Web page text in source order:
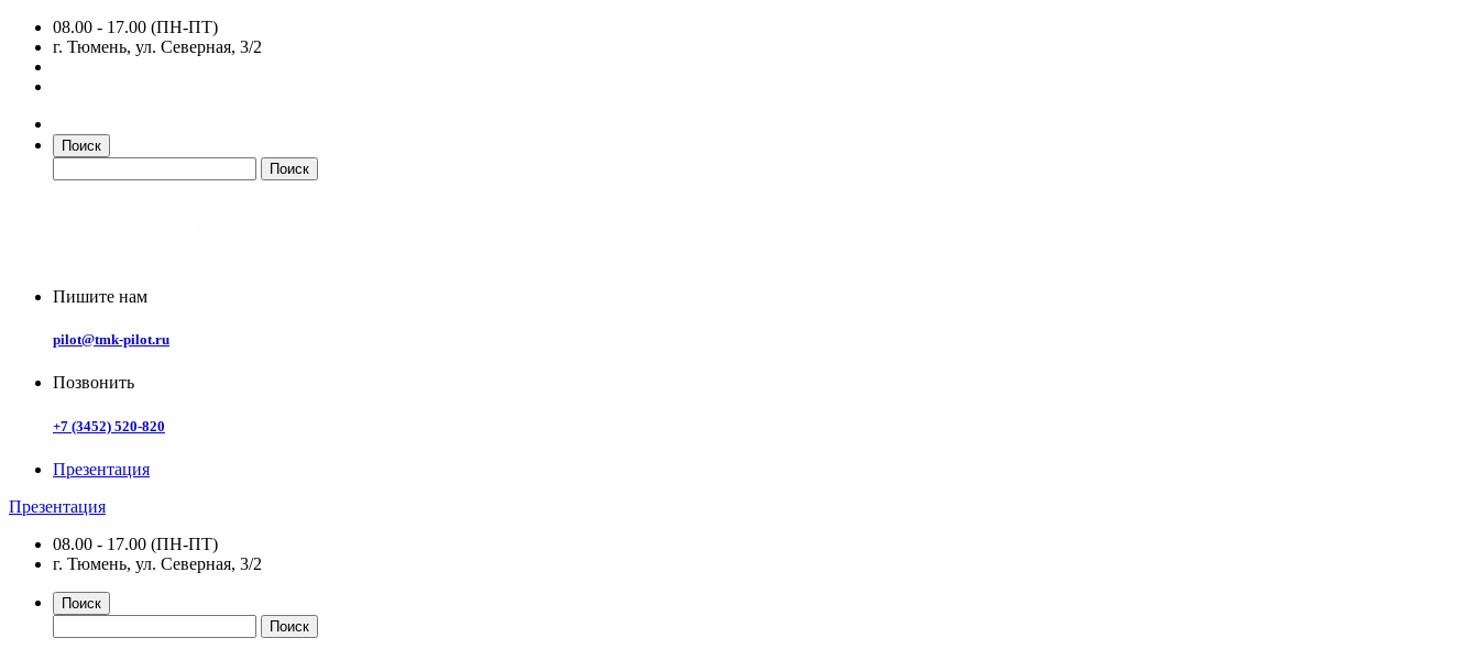
08.00 - 17.00 (ПН-ПТ)
г. Тюмень, ул. Северная, 3/2
Поиск
Пишите нам
pilot@tmk-pilot.ru
Позвонить
+7 (3452) 520-820
Презентация
Презентация
08.00 - 17.00 (ПН-ПТ)
г. Тюмень, ул. Северная, 3/2
Поиск